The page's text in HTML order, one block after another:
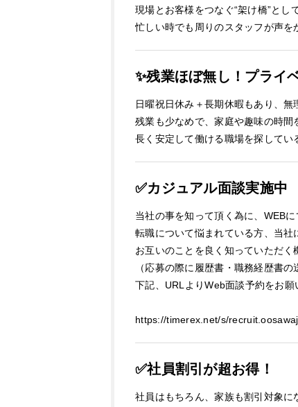
現場とお客様をつなぐ“架け橋”とし
忙しい時でも周りのスタッフが声を
✨残業ほぼ無し！プライ
日曜祝日休み＋長期休暇もあり、無
残業も少なめで、家庭や趣味の時間
長く安定して働ける職場を探してい
✅カジュアル面談実施中
当社の事を知って頂く為に、WEB
転職について悩まれている方、当社
お互いのことを良く知っていただく
（応募の際に履歴書・職務経歴書の
下記、URLよりWeb面談予約をお願
https://timerex.net/s/
✅社員割引が超お得！
社員はもちろん、家族も割引対象